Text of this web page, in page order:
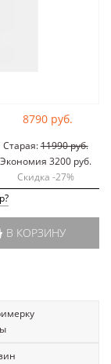
8790 руб.
Старая:11990 руб.
Экономия 3200 руб.
Скидка -27%
В КОРЗИНУ